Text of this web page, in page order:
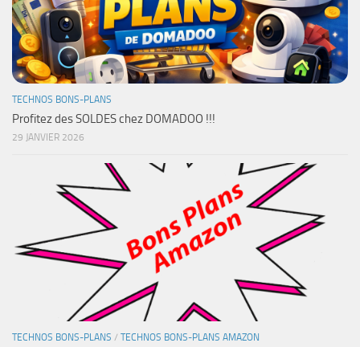
TECHNOS BONS-PLANS
Profitez des SOLDES chez DOMADOO !!!
29 JANVIER 2026
TECHNOS BONS-PLANS / TECHNOS BONS-PLANS AMAZON